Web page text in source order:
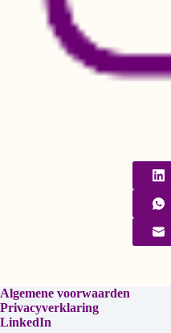
Algemene voorwaarden
Privacyverklaring
LinkedIn